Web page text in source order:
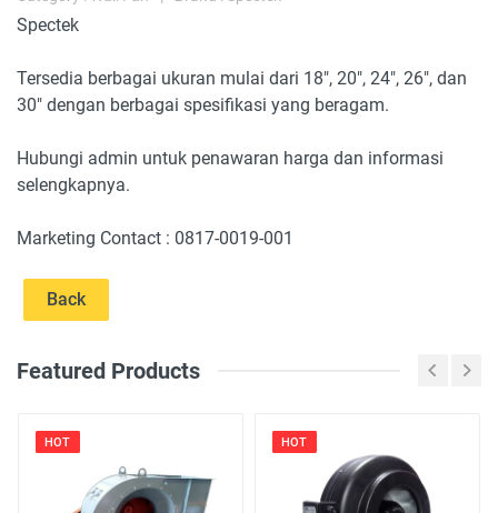
Spectek
Tersedia berbagai ukuran mulai dari 18", 20", 24", 26", dan
30" dengan berbagai spesifikasi yang beragam.
Hubungi admin untuk penawaran harga dan informasi
selengkapnya.
Marketing Contact : 0817-0019-001
Back
Featured Products
HOT HOT